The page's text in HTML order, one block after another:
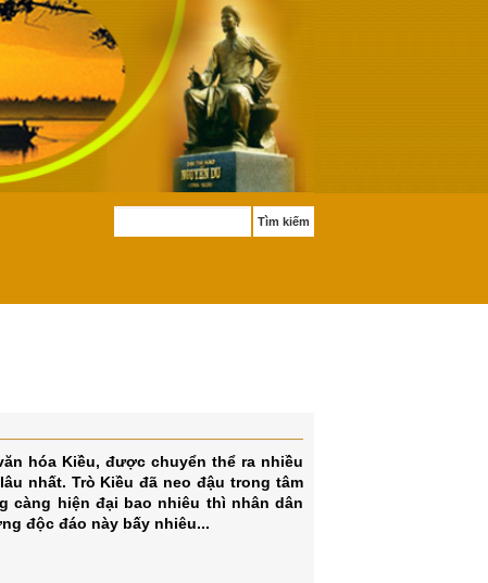
Tìm kiếm
hóa Kiều, được chuyển thể ra nhiều
nhất. Trò Kiều đã neo đậu trong tâm
càng hiện đại bao nhiêu thì nhân dân
độc đáo này bấy nhiêu...